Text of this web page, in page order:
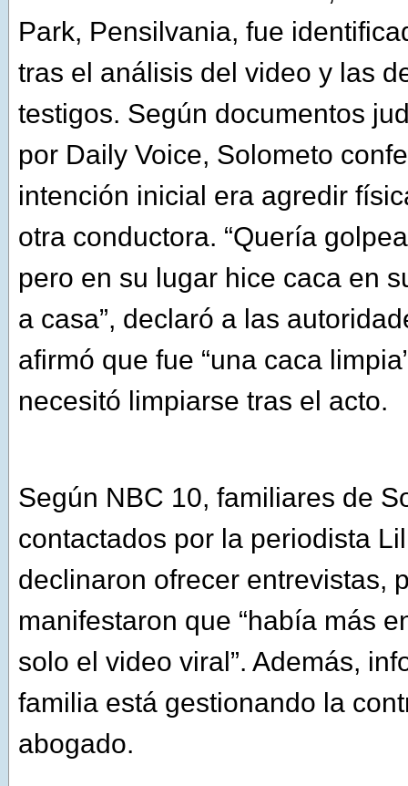
Park, Pensilvania, fue
tras el análisis del video y las
testigos. Según documentos
por Daily Voice, Solometo
intención inicial era agredir
otra conductora. “Quería
pero en su lugar hice caca en
a casa”, declaró a las
afirmó que fue “una caca
necesitó limpiarse tras el acto.
Según NBC 10, familiares de
contactados por la periodista
declinaron ofrecer entrevistas,
manifestaron que “había más
solo el video viral”. Además,
familia está gestionando la
abogado.